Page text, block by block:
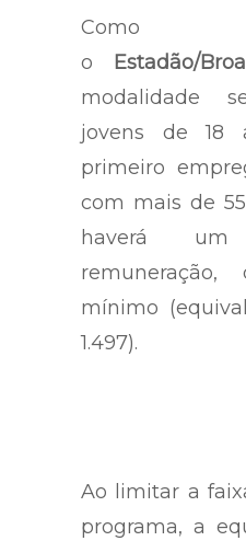
Como
o Estadão/
modalidade
jovens de 18
primeiro
com mais de
haverá
mínimo
1.497).
Ao limitar a
programa, a